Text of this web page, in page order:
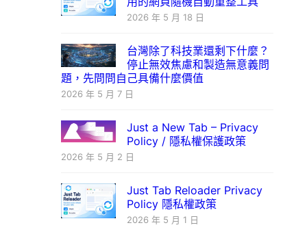
2026 年 5 月 18 日
台灣除了科技業還剩下什麼？
停止無效焦慮和製造無意義問
題，先問問自己具備什麼價值
2026 年 5 月 7 日
Just a New Tab – Privacy
Policy / 隱私權保護政策
2026 年 5 月 2 日
Just Tab Reloader Privacy
Policy 隱私權政策
2026 年 5 月 1 日